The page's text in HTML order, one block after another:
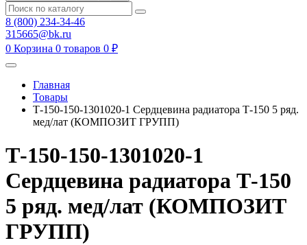
8 (800) 234-34-46
315665@bk.ru
0 Корзина 0 товаров 0 ₽
Главная
Товары
Т-150-150-1301020-1 Сердцевина радиатора Т-150 5 ряд.
мед/лат (КОМПОЗИТ ГРУПП)
Т-150-150-1301020-1
Сердцевина радиатора Т-150
5 ряд. мед/лат (КОМПОЗИТ
ГРУПП)